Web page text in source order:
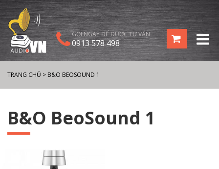
GỌI NGAY ĐỂ ĐƯỢC TƯ VẤN
0913 578 498
TRANG CHỦ > B&O BEOSOUND 1
B&O BeoSound 1